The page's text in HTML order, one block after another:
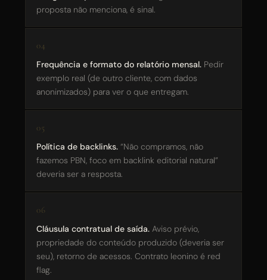
proposta não menciona, é sinal.
Frequência e formato do relatório mensal.Pedir
exemplo real (de outro cliente, com dados
anonimizados) para ver o que entregam.
Política de backlinks.“Não compramos, não
fazemos PBN, foco em backlink editorial natural”
deveria ser a resposta.
Cláusula contratual de saída.Aviso prévio,
propriedade do conteúdo produzido (deveria ser
seu), retorno de acessos. Contrato leonino é red
flag.